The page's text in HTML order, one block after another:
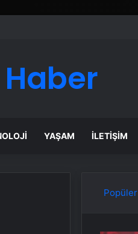
YAŞAM İLETIŞIM
Popüler